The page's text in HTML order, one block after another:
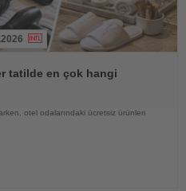
tatilde en çok hangi
otel odalarındaki ücretsiz ürünleri